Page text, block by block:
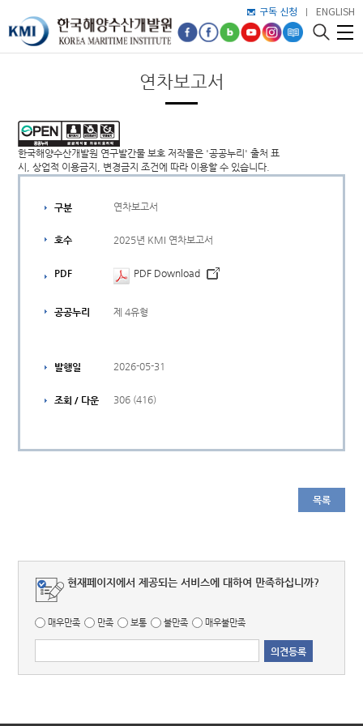
구독 신청 ENGLISH
연차보고서
한국해양수산개발원 연구발간물 보호 저작물은 '공공누리' 출처 표
시, 상업적 이용금지, 변경금지 조건에 따라 이용할 수 있습니다.
구분 연차보고서
호수 2025년 KMI 연차보고서
PDF PDF Download
공공누리 제 4유형
발행일 2026-05-31
조회 / 다운 306 (416)
목록
현재페이지에서 제공되는 서비스에 대하여 만족하십니까?
매우만족 만족 보통 불만족 매우불만족